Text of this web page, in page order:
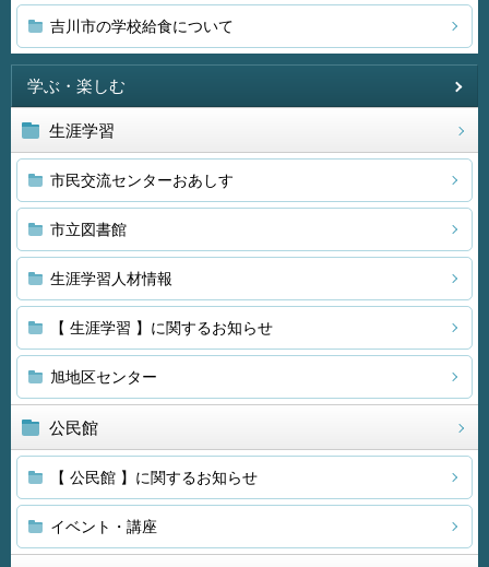
吉川市の学校給食について
学ぶ・楽しむ
生涯学習
市民交流センターおあしす
市立図書館
生涯学習人材情報
【 生涯学習 】に関するお知らせ
旭地区センター
公民館
【 公民館 】に関するお知らせ
イベント・講座